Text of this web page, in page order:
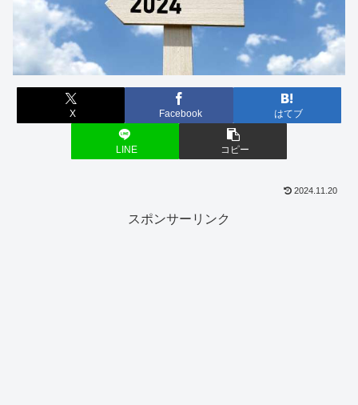
X Facebook はてブ
LINE コピー
2024.11.20
スポンサーリンク